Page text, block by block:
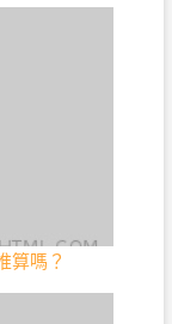
算嗎？